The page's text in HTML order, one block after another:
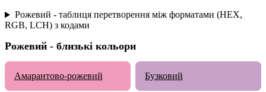
Рожевий - таблиця перетворення між форматами (HEX,
RGB, LCH) з кодами
Рожевий - близькі кольори
Амарантово-рожевий Бузковий